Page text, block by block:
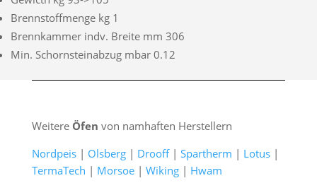
Brennstoffmenge kg 1
Brennkammer indv. Breite mm 306
Min. Schornsteinabzug mbar 0.12
Weitere Öfen von namhaften Herstellern
Nordpeis| Olsberg| Drooff| Spartherm | Lotus|
TermaTech | Morsoe| Wiking| Hwam